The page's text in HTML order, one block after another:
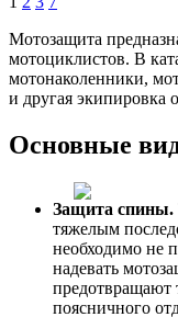
Мотозащита
мотоциклистов. В
мотонаколенники,
и другая экипировка
Основные
Защита спины.
тяжелым
необходимо не
надевать
предотвращают
поясничного